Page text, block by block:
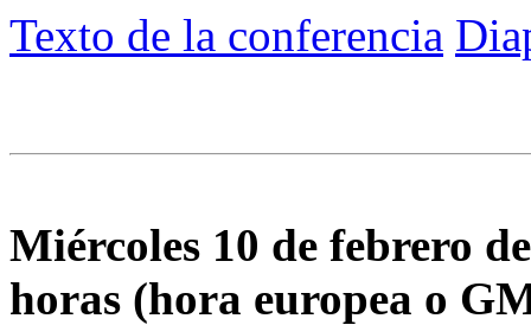
Texto de la conferencia
Miércoles 10 de febrero
horas (hora europea o